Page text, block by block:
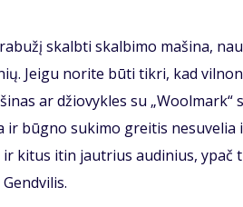
skalbti skalbimo mašina,
Jeigu norite būti tikri, kad
ar džiovykles su „Woolmark“
būgno sukimo greitis nesuvelia
kitus itin jautrius audinius, ypač